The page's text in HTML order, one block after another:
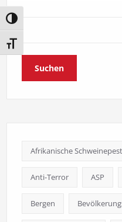
Umschalten auf hohe
Schrift vergrößern
Suchen
Afrikanische Schweinepest
Anti-Terror ASP
Bergen